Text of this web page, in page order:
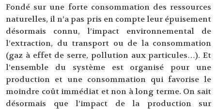
Fondé sur une forte consommation des ressources
naturelles, il n’a pas pris en compte leur épuisement
désormais connu, l’impact environnemental de
l’extraction, du transport ou de la consommation
(gaz à effet de serre, pollution aux particules…). Et
l’ensemble du système est organisé pour une
production et une consommation qui favorise le
moindre coût immédiat et non à long terme. On sait
désormais que l’impact de la production sur